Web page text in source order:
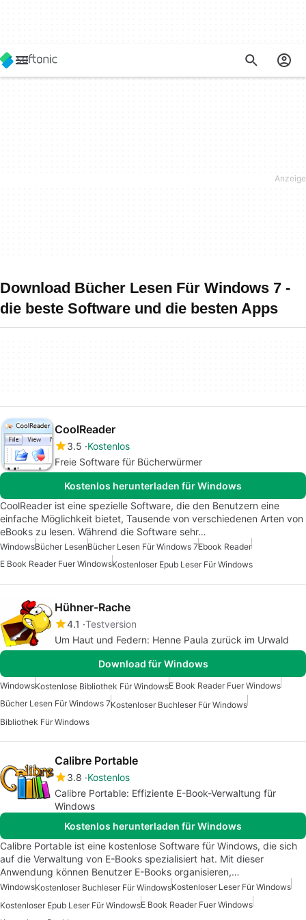
Download Bücher Lesen Für Windows 7 -
die beste Software und die besten Apps
CoolReader
3.5 Kostenlos
Freie Software für Bücherwürmer
Kostenlos herunterladen für Windows
CoolReader ist eine spezielle Software, die den Benutzern eine
einfache Möglichkeit bietet, Tausende von verschiedenen Arten von
eBooks zu lesen. Während die Software sehr…
WindowsBücher LesenBücher Lesen Für Windows 7Ebook Reader
E Book Reader Fuer WindowsKostenloser Epub Leser Für Windows
Hühner-Rache
4.1 Testversion
Um Haut und Federn: Henne Paula zurück im Urwald
Download für Windows
WindowsKostenlose Bibliothek Für WindowsE Book Reader Fuer Windows
Bücher Lesen Für Windows 7Kostenloser Buchleser Für Windows
Bibliothek Für Windows
Calibre Portable
3.8 Kostenlos
Calibre Portable: Effiziente E-Book-Verwaltung für
Windows
Kostenlos herunterladen für Windows
Calibre Portable ist eine kostenlose Software für Windows, die sich
auf die Verwaltung von E-Books spezialisiert hat. Mit dieser
Anwendung können Benutzer E-Books organisieren,…
WindowsKostenloser Buchleser Für WindowsKostenloser Leser Für Windows
Kostenloser Epub Leser Für WindowsE Book Reader Fuer Windows